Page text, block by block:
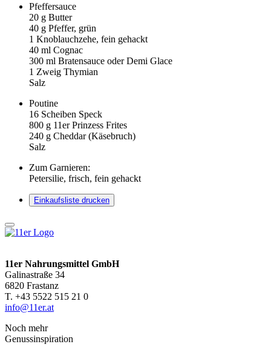
Pfeffersauce
20 g Butter
40 g Pfeffer, grün
1 Knoblauchzehe, fein gehackt
40 ml Cognac
300 ml Bratensauce oder Demi Glace
1 Zweig Thymian
Salz
Poutine
16 Scheiben Speck
800 g 11er Prinzess Frites
240 g Cheddar (Käsebruch)
Salz
Zum Garnieren:
Petersilie, frisch, fein gehackt
Einkaufsliste drucken
11er Nahrungsmittel GmbH
Galinastraße 34
6820 Frastanz
T. +43 5522 515 21 0
info@11er.at
Noch mehr
Genussinspiration